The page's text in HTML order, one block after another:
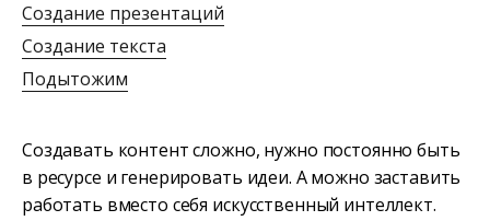
Создание презентаций
Создание текста
Подытожим
Создавать контент сложно, нужно постоянно быть
в ресурсе и генерировать идеи. А можно заставить
работать вместо себя искусственный интеллект.